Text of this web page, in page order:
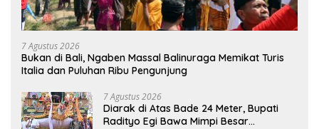
7 Agustus 2026
Bukan di Bali, Ngaben Massal Balinuraga Memikat Turis
Italia dan Puluhan Ribu Pengunjung
7 Agustus 2026
Diarak di Atas Bade 24 Meter, Bupati
Radityo Egi Bawa Mimpi Besar